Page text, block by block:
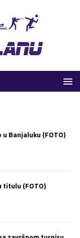
Banjaluku (FOTO)
titulu (FOTO)